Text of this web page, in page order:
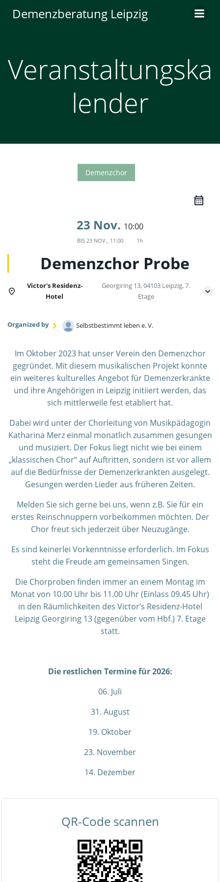
Inhalt
Demenzberatung Leipzig
Veranstaltungska
lender
Demenzchor
23 Nov. 10:00
BIS 23 NOV., 11:00 1h
Demenzchor Probe
Victor's Residenz-
Hotel
Georgiring 13, 04103 Leipzig, 7.
Etage
Organized by Selbstbestimmt leben e. V.
Im Oktober 2023 hat unser Verein den Demenzchor
gegründet. Mit diesem musikalischen Projekt konnte
ein weiteres kulturelles Angebot für Demenzerkrankte
und ihre Angehörigen in Leipzig initiiert werden, das
sich mittlerweile fest etabliert hat.
Dabei wird unter der Chorleitung von Musikpädagogin
Katharina Merz einmal monatlich zusammen gesungen
und musiziert. Der Fokus liegt nicht wie bei einem
„klassischen Chor“ auf Auftritten, sondern ist vor allem
auf die Bedürfnisse der Demenzerkrankten ausgelegt.
Gesungen werden Lieder aus früheren Zeiten.
Melden Sie sich gerne bei uns, wenn z.B. Sie für ein
erstes Reinschnuppern vorbeikommen möchten. Der
Chor freut sich jederzeit über Neuzugänge.
Es sind keinerlei Vorkenntnisse erforderlich. Im Fokus
steht die Freude am gemeinsamen Singen.
Die Chorproben finden immer an einem Montag im
Monat von 10.00 Uhr bis 11.00 Uhr (Einlass 09.45 Uhr)
in den Räumlichkeiten des Victor’s Residenz-Hotel
Leipzig Georgiring 13 (gegenüber vom Hbf.) 7. Etage
statt.
Die restlichen Termine für 2026:
06. Juli
31. August
19. Oktober
23. November
14. Dezember
QR-Code scannen